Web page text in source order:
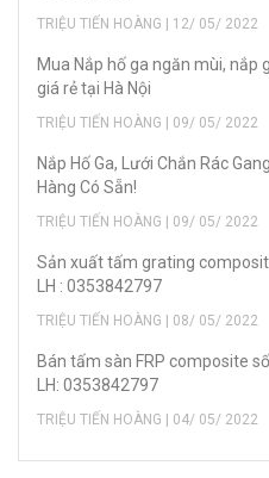
TRIỆU TIẾN HOÀNG | 12/ 05/ 2022
Mua Nắp hố ga ngăn mùi, nắp
giá rẻ tại Hà Nội
TRIỆU TIẾN HOÀNG | 09/ 05/ 2022
Nắp Hố Ga, Lưới Chắn Rác
Hàng Có Sẵn!
TRIỆU TIẾN HOÀNG | 09/ 05/ 2022
Sản xuất tấm grating
LH : 0353842797
TRIỆU TIẾN HOÀNG | 08/ 05/ 2022
Bán tấm sàn FRP composite
LH: 0353842797
TRIỆU TIẾN HOÀNG | 04/ 05/ 2022